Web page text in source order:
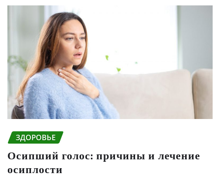
ЗДОРОВЬЕ
Осипший голос: причины и лечение
осиплости